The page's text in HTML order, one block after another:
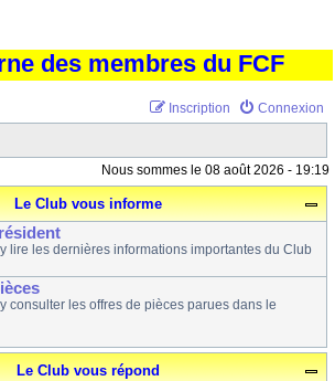
des membres du FCF
Connexion
Inscription
Nous sommes le 08 août 2026 - 19:19
Le Club vous informe
lire les dernières informations importantes du Club
consulter les offres de pièces parues dans le
Le Club vous répond